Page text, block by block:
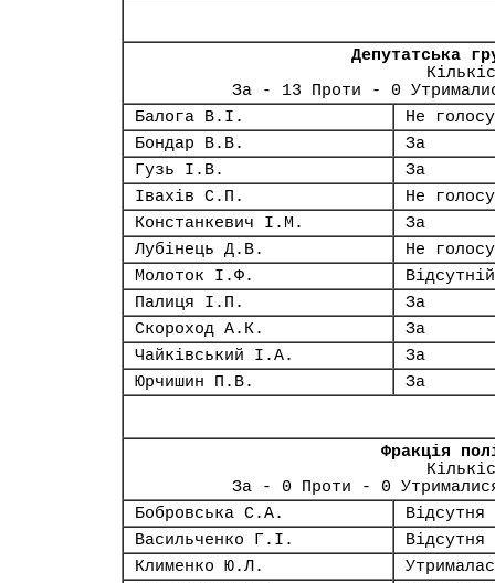
Депутатська
За - 13 Проти - 0
Балога В.І.
Не
Бондар В.В.
За
Гузь І.В.
За
Івахів С.П.
Не
Констанкевич І.М.
За
Лубінець Д.В.
Не
Молоток І.Ф.
Відсутній
Палиця І.П.
За
Скороход А.К.
За
Чайківський І.А.
За
Юрчишин П.В.
За
Фракція
За - 0 Проти - 0
Бобровська С.А.
Відсутня
Васильченко Г.І.
Відсутня
Клименко Ю.Л.